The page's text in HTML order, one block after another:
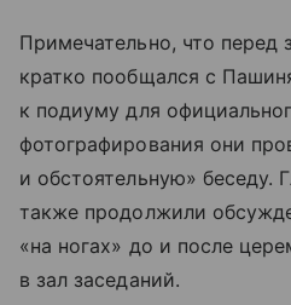
Примечательно, что
кратко пообщался с
к подиуму для
фотографирования они
и обстоятельную» беседу.
также продолжили
«на ногах» до и после
в зал заседаний.